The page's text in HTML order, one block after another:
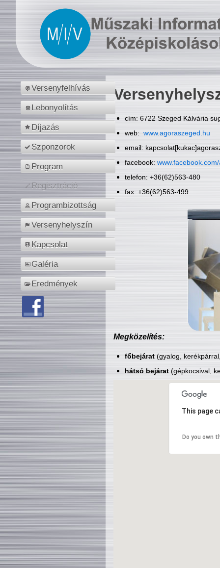
Versenyfelhívás
Lebonyolítás
Díjazás
Szponzorok
Program
Regisztráció
Programbizottság
Versenyhelyszín
Kapcsolat
Galéria
Eredmények
cím: 6722 Szeged Kálvária
web: www.agoraszeged.hu
email:
facebook:
telefon: +36(62)563-480
fax: +36(62)563-499
Megközelítés:
főbejárat(gyalog,
hátsó bejárat(gépkocsival,
This page
Do you own